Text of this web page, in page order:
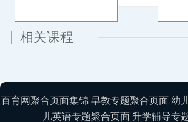
相关课程
百育网聚合页面集锦 早教专题聚合页面 幼
儿英语专题聚合页面 升学辅导专